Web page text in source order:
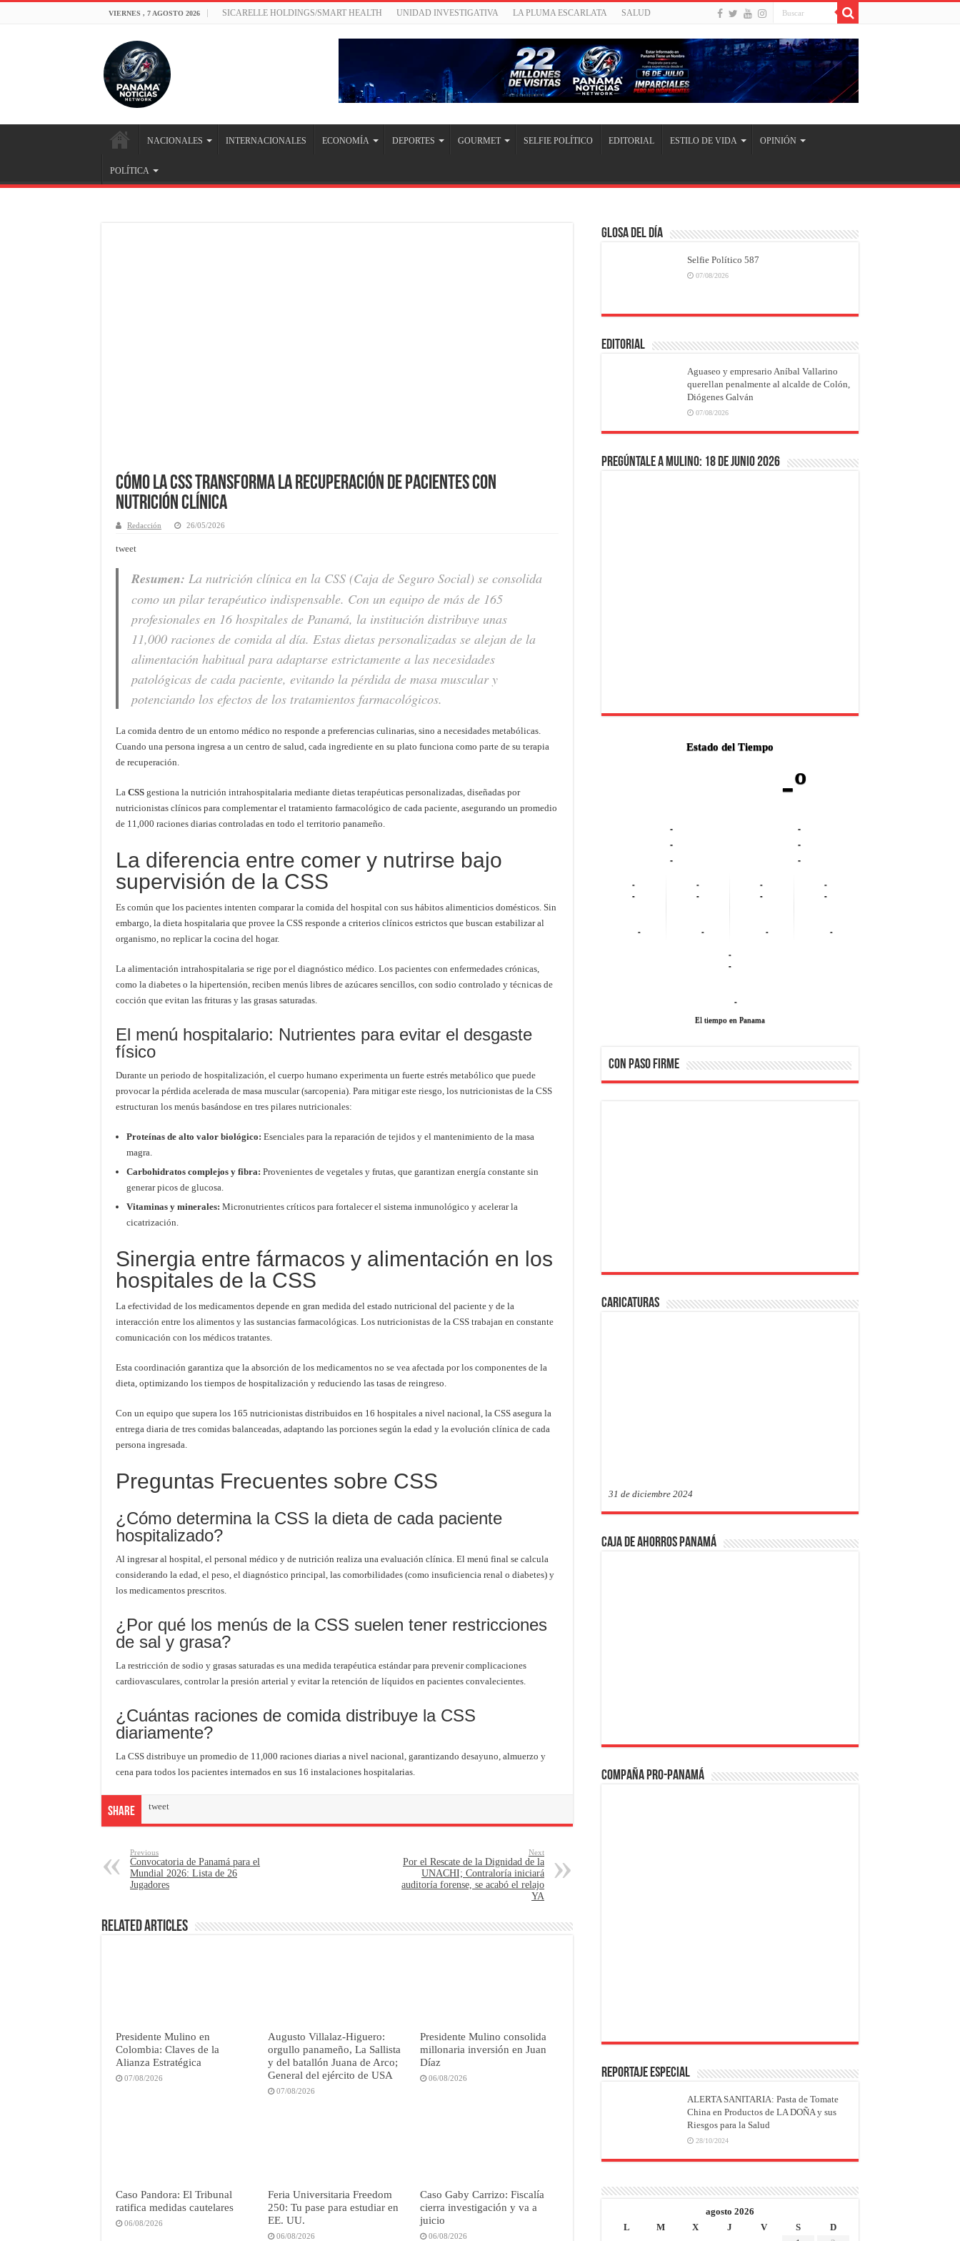
VIERNES , 7 AGOSTO 2026 SICARELLE HOLDINGS/SMART HEALTH UNIDAD INVESTIGATIVA LA PLUMA ESCARLATA SALUD
NACIONALES INTERNACIONALES ECONOMÍA DEPORTES GOURMET SELFIE POLÍTICO EDITORIAL ESTILO DE VIDA OPINIÓN
POLÍTICA
Cómo la CSS Transforma la Recuperación de Pacientes con
Nutrición Clínica
Redacción 26/05/2026
tweet
Resumen: La nutrición clínica en la CSS (Caja de Seguro Social) se consolida
como un pilar terapéutico indispensable. Con un equipo de más de 165
profesionales en 16 hospitales de Panamá, la institución distribuye unas
11,000 raciones de comida al día. Estas dietas personalizadas se alejan de la
alimentación habitual para adaptarse estrictamente a las necesidades
patológicas de cada paciente, evitando la pérdida de masa muscular y
potenciando los efectos de los tratamientos farmacológicos.
La comida dentro de un entorno médico no responde a preferencias culinarias, sino a necesidades metabólicas.
Cuando una persona ingresa a un centro de salud, cada ingrediente en su plato funciona como parte de su terapia
de recuperación.
La CSS gestiona la nutrición intrahospitalaria mediante dietas terapéuticas personalizadas, diseñadas por
nutricionistas clínicos para complementar el tratamiento farmacológico de cada paciente, asegurando un promedio
de 11,000 raciones diarias controladas en todo el territorio panameño.
La diferencia entre comer y nutrirse bajo
supervisión de la CSS
Es común que los pacientes intenten comparar la comida del hospital con sus hábitos alimenticios domésticos. Sin
embargo, la dieta hospitalaria que provee la CSS responde a criterios clínicos estrictos que buscan estabilizar al
organismo, no replicar la cocina del hogar.
La alimentación intrahospitalaria se rige por el diagnóstico médico. Los pacientes con enfermedades crónicas,
como la diabetes o la hipertensión, reciben menús libres de azúcares sencillos, con sodio controlado y técnicas de
cocción que evitan las frituras y las grasas saturadas.
El menú hospitalario: Nutrientes para evitar el desgaste
físico
Durante un periodo de hospitalización, el cuerpo humano experimenta un fuerte estrés metabólico que puede
provocar la pérdida acelerada de masa muscular (sarcopenia). Para mitigar este riesgo, los nutricionistas de la CSS
estructuran los menús basándose en tres pilares nutricionales:
Proteínas de alto valor biológico: Esenciales para la reparación de tejidos y el mantenimiento de la masa
magra.
Carbohidratos complejos y fibra: Provenientes de vegetales y frutas, que garantizan energía constante sin
generar picos de glucosa.
Vitaminas y minerales: Micronutrientes críticos para fortalecer el sistema inmunológico y acelerar la
cicatrización.
Sinergia entre fármacos y alimentación en los
hospitales de la CSS
La efectividad de los medicamentos depende en gran medida del estado nutricional del paciente y de la
interacción entre los alimentos y las sustancias farmacológicas. Los nutricionistas de la CSS trabajan en constante
comunicación con los médicos tratantes.
Esta coordinación garantiza que la absorción de los medicamentos no se vea afectada por los componentes de la
dieta, optimizando los tiempos de hospitalización y reduciendo las tasas de reingreso.
Con un equipo que supera los 165 nutricionistas distribuidos en 16 hospitales a nivel nacional, la CSS asegura la
entrega diaria de tres comidas balanceadas, adaptando las porciones según la edad y la evolución clínica de cada
persona ingresada.
Preguntas Frecuentes sobre CSS
¿Cómo determina la CSS la dieta de cada paciente
hospitalizado?
Al ingresar al hospital, el personal médico y de nutrición realiza una evaluación clínica. El menú final se calcula
considerando la edad, el peso, el diagnóstico principal, las comorbilidades (como insuficiencia renal o diabetes) y
los medicamentos prescritos.
¿Por qué los menús de la CSS suelen tener restricciones
de sal y grasa?
La restricción de sodio y grasas saturadas es una medida terapéutica estándar para prevenir complicaciones
cardiovasculares, controlar la presión arterial y evitar la retención de líquidos en pacientes convalecientes.
¿Cuántas raciones de comida distribuye la CSS
diariamente?
La CSS distribuye un promedio de 11,000 raciones diarias a nivel nacional, garantizando desayuno, almuerzo y
cena para todos los pacientes internados en sus 16 instalaciones hospitalarias.
Share tweet
Previous
Convocatoria de Panamá para el
Mundial 2026: Lista de 26
Jugadores
Next
Por el Rescate de la Dignidad de la
UNACHI; Contraloría iniciará
auditoría forense, se acabó el relajo
YA
Related Articles
Presidente Mulino en
Colombia: Claves de la
Alianza Estratégica
07/08/2026
Augusto Villalaz-Higuero:
orgullo panameño, La Sallista
y del batallón Juana de Arco;
General del ejército de USA
07/08/2026
Presidente Mulino consolida
millonaria inversión en Juan
Díaz
06/08/2026
Caso Pandora: El Tribunal
ratifica medidas cautelares
06/08/2026
Feria Universitaria Freedom
250: Tu pase para estudiar en
EE. UU.
06/08/2026
Caso Gaby Carrizo: Fiscalía
cierra investigación y va a
juicio
06/08/2026
Glosa del Día
Selfie Político 587
07/08/2026
EDITORIAL
Aguaseo y empresario Aníbal Vallarino
querellan penalmente al alcalde de Colón,
Diógenes Galván
07/08/2026
Pregúntale a Mulino: 18 de junio 2026
Estado del Tiempo
-º
-
-
-
-
-
-
-
-
-
-
-
-
-
-
-
-
-
-
-
-
-
El tiempo en Panama
CON PASO FIRME
Caricaturas
31 de diciembre 2024
Caja de Ahorros Panamá
Compaña PRO-Panamá
REPORTAJE ESPECIAL
ALERTA SANITARIA: Pasta de Tomate
China en Productos de LA DOÑA y sus
Riesgos para la Salud
28/10/2024
agosto 2026
L
M X J V S
D